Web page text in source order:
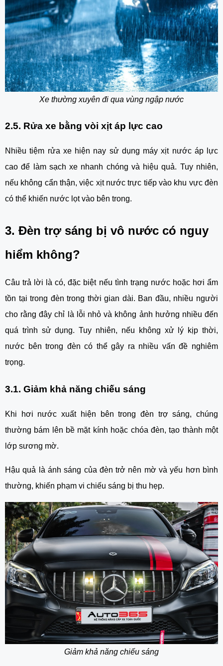
Xe thường xuyên đi qua vùng ngập nước
2.5. Rửa xe bằng vòi xịt áp lực cao
Nhiều tiệm rửa xe hiện nay sử dụng máy xịt nước áp lực
cao để làm sạch xe nhanh chóng và hiệu quả. Tuy nhiên,
nếu không cẩn thận, việc xịt nước trực tiếp vào khu vực đèn
có thể khiến nước lọt vào bên trong.
3. Đèn trợ sáng bị vô nước có nguy
hiểm không?
Câu trả lời là có, đặc biệt nếu tình trạng nước hoặc hơi ẩm
tồn tại trong đèn trong thời gian dài. Ban đầu, nhiều người
cho rằng đây chỉ là lỗi nhỏ và không ảnh hưởng nhiều đến
quá trình sử dụng. Tuy nhiên, nếu không xử lý kịp thời,
nước bên trong đèn có thể gây ra nhiều vấn đề nghiêm
trọng.
3.1. Giảm khả năng chiếu sáng
Khi hơi nước xuất hiện bên trong đèn trợ sáng, chúng
thường bám lên bề mặt kính hoặc chóa đèn, tạo thành một
lớp sương mờ.
Hậu quả là ánh sáng của đèn trở nên mờ và yếu hơn bình
thường, khiến phạm vi chiếu sáng bị thu hẹp.
Giảm khả năng chiếu sáng